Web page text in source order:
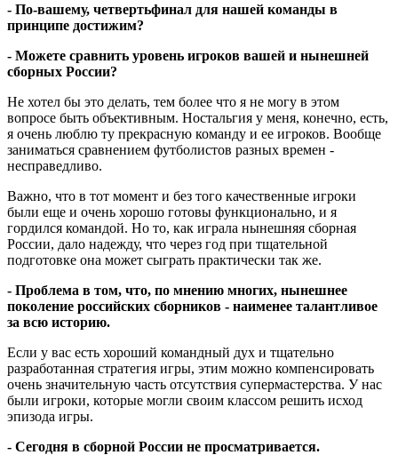
- По-вашему, четвертьфинал для нашей команды в
принципе достижим?
- Можете сравнить уровень игроков вашей и нынешней
сборных России?
Не хотел бы это делать, тем более что я не могу в этом
вопросе быть объективным. Ностальгия у меня, конечно, есть,
я очень люблю ту прекрасную команду и ее игроков. Вообще
заниматься сравнением футболистов разных времен -
несправедливо.
Важно, что в тот момент и без того качественные игроки
были еще и очень хорошо готовы функционально, и я
гордился командой. Но то, как играла нынешняя сборная
России, дало надежду, что через год при тщательной
подготовке она может сыграть практически так же.
- Проблема в том, что, по мнению многих, нынешнее
поколение российских сборников - наименее талантливое
за всю историю.
Если у вас есть хороший командный дух и тщательно
разработанная стратегия игры, этим можно компенсировать
очень значительную часть отсутствия супермастерства. У нас
были игроки, которые могли своим классом решить исход
эпизода игры.
- Сегодня в сборной России не просматривается.